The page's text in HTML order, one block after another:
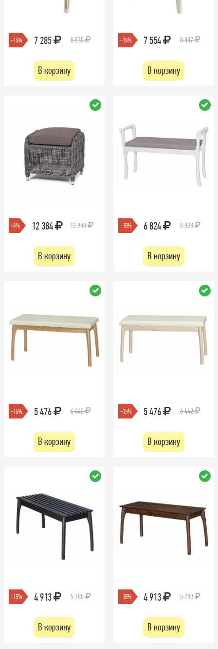
-15% 7 285 8 570
В корзину
-15% 7 554 8 887
В корзину
-4% 12 384 12 900
В корзину
-15% 6 824 8 028
В корзину
-15% 5 476 6 442
В корзину
-15% 5 476 6 442
В корзину
-15% 4 913 5 780
В корзину
-15% 4 913 5 780
В корзину